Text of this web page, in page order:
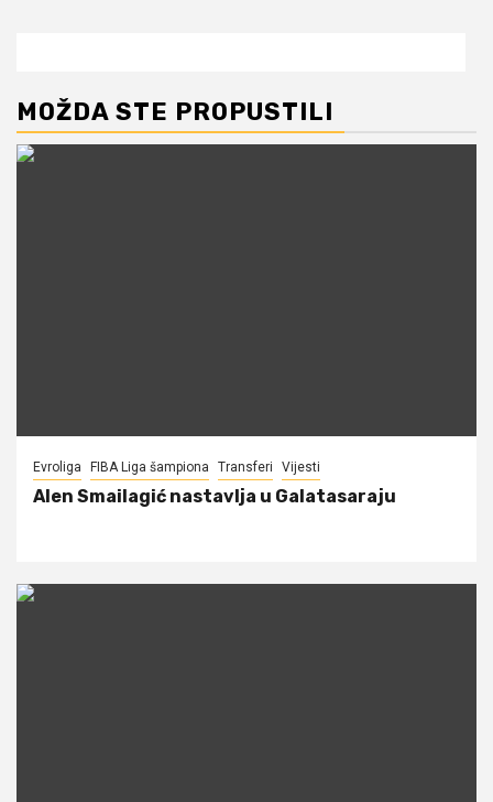
MOŽDA STE PROPUSTILI
Evroliga FIBA Liga šampiona Transferi Vijesti
Alen Smailagić nastavlja u Galatasaraju